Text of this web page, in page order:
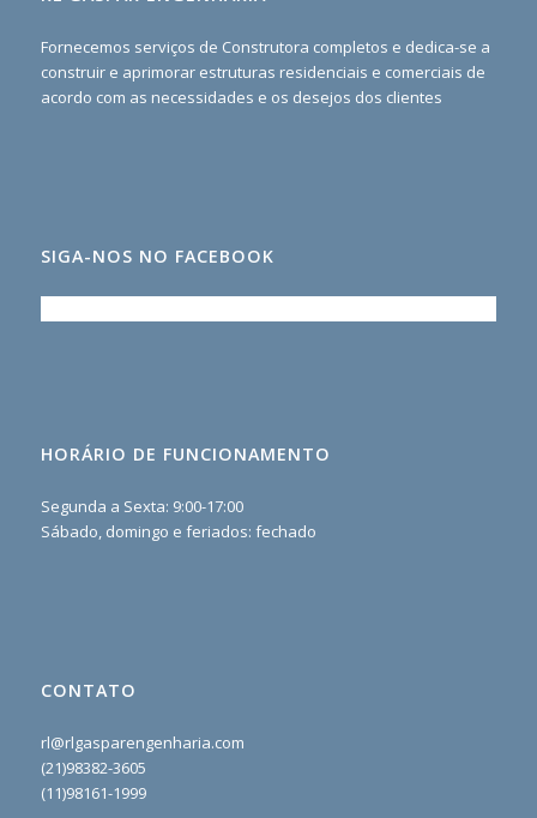
Fornecemos serviços de Construtora completos e dedica-se a
construir e aprimorar estruturas residenciais e comerciais de
acordo com as necessidades e os desejos dos clientes
SIGA-NOS NO FACEBOOK
HORÁRIO DE FUNCIONAMENTO
Segunda a Sexta: 9:00-17:00
Sábado, domingo e feriados: fechado
CONTATO
rl@rlgasparengenharia.com
(21)98382-3605
(11)98161-1999